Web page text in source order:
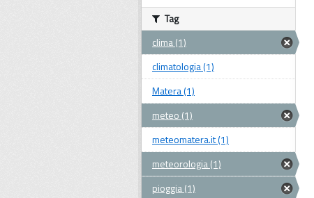
Tag
clima (1)
climatologia (1)
Matera (1)
meteo (1)
meteomatera.it (1)
meteorologia (1)
pioggia (1)